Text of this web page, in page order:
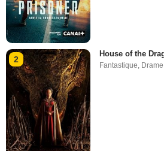
2
House of the
Fantastique Drame